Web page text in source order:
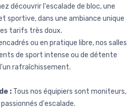
découvrir l'escalade de bloc, une
sportive, dans une ambiance unique
tarifs très doux.
ou en pratique libre, nos salles
de sport intense ou de détente
rafraîchissement.
: Tous nos équipiers sont moniteurs,
d'escalade.